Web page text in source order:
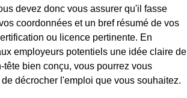
devez donc vous assurer qu'il fasse
coordonnées et un bref résumé de vos
ou licence pertinente. En
employeurs potentiels une idée claire de
bien conçu, vous pourrez vous
décrocher l'emploi que vous souhaitez.